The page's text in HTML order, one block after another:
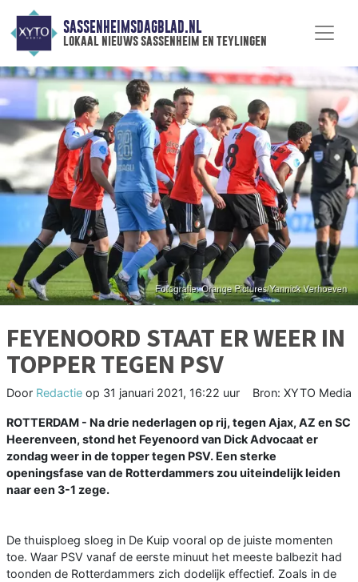
SASSENHEIMSDAGBLAD.NL
lokaal nieuws sassenheim en teylingen
FEYENOORD STAAT ER WEER IN
TOPPER TEGEN PSV
Door Redactie op 31 januari 2021, 16:22 uur Bron: XYTO Media
ROTTERDAM - Na drie nederlagen op rij, tegen Ajax, AZ en SC
Heerenveen, stond het Feyenoord van Dick Advocaat er
zondag weer in de topper tegen PSV. Een sterke
openingsfase van de Rotterdammers zou uiteindelijk leiden
naar een 3-1 zege.
De thuisploeg sloeg in De Kuip vooral op de juiste momenten
toe. Waar PSV vanaf de eerste minuut het meeste balbezit had
toonden de Rotterdammers zich dodelijk effectief. Zoals in de